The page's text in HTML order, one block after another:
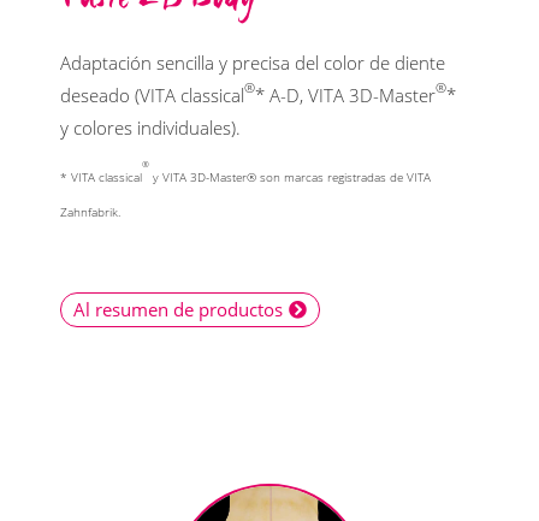
Adaptación sencilla y precisa del color de diente
deseado (VITA classical®* A-D, VITA 3D-Master®*
y colores individuales).
* VITA classical
®
y VITA 3D-Master® son marcas registradas de VITA
Zahnfabrik.
Al resumen de productos